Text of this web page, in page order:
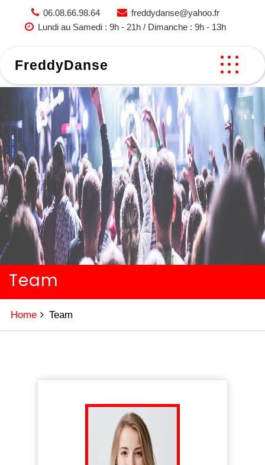
06.08.66.98.64
freddydanse@yahoo.fr
Lundi au Samedi : 9h - 21h / Dimanche : 9h - 13h
FreddyDanse
Team
Home Team